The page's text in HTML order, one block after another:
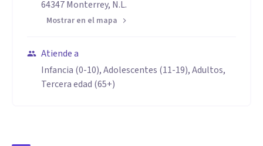
64347 Monterrey, N.L.
Mostrar en el mapa
Atiende a
Infancia (0-10), Adolescentes (11-19), Adultos,
Tercera edad (65+)